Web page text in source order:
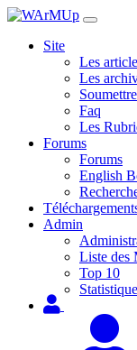
Site
Les
Les
Faq
Les
Forums
Forums
English
Admin
Liste des
Top 10